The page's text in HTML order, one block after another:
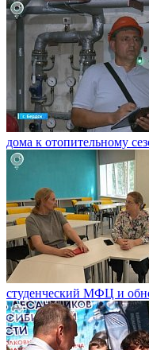
дома к отопительному
студенческий МФЦ и